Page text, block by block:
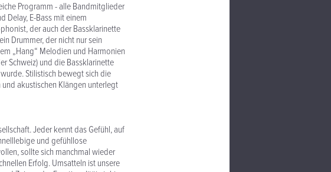
Programm - alle Bandmitglieder
Delay, E-Bass mit einem
der auch der Bassklarinette
Drummer, der nicht nur sein
„Hang“ Melodien und Harmonien
Schweiz) und die Bassklarinette
Stilistisch bewegt sich die
akustischen Klängen unterlegt
Jeder kennt das Gefühl, auf
und gefühllose
sollte sich manchmal wieder
Erfolg. Umsatteln ist unsere